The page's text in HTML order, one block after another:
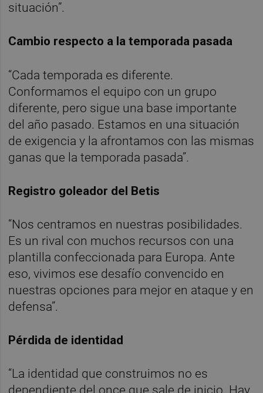
situación”.
Cambio respecto a la temporada pasada
“Cada temporada es diferente.
Conformamos el equipo con un grupo
diferente, pero sigue una base importante
del año pasado. Estamos en una situación
de exigencia y la afrontamos con las mismas
ganas que la temporada pasada”.
Registro goleador del Betis
“Nos centramos en nuestras posibilidades.
Es un rival con muchos recursos con una
plantilla confeccionada para Europa. Ante
eso, vivimos ese desafío convencido en
nuestras opciones para mejor en ataque y en
defensa”.
Pérdida de identidad
“La identidad que construimos no es
dependiente del once que sale de inicio. Hay